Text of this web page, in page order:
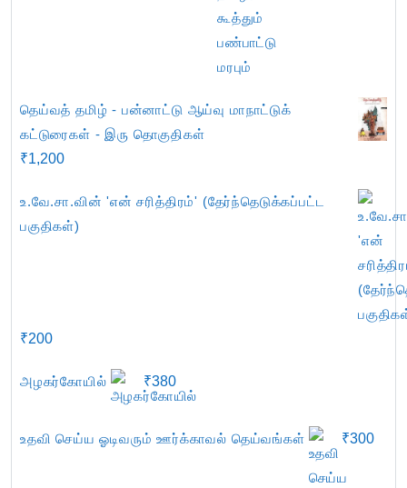
தெய்வத் தமிழ் - பன்னாட்டு ஆய்வு மாநாட்டுக்
கட்டுரைகள் - இரு தொகுதிகள்
₹1,200
உ.வே.சா.வின் 'என் சரித்திரம்' (தேர்ந்தெடுக்கப்பட்ட
பகுதிகள்)
₹200
அழகர்கோயில் ₹380
உதவி செய்ய ஓடிவரும் ஊர்க்காவல் தெய்வங்கள் ₹300